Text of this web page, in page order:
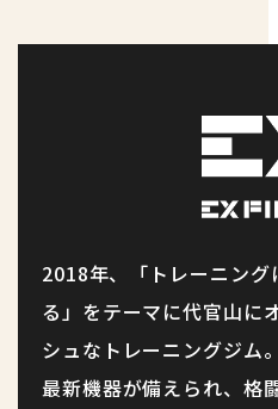
2018年、「トレーニン
る」をテーマに代官山に
シュなトレーニングジム。
最新機器が備えられ、格